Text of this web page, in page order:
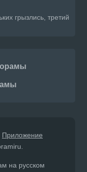
грызлись, третий
Приложение
на русском